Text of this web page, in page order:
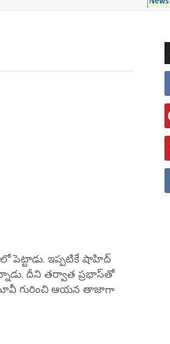
పెట్టాడు. ఇప్పటికే షాహిద్
దీని తర్వాత ప్రభాస్‌తో
మూవీ గురించి ఆయన తాజాగా